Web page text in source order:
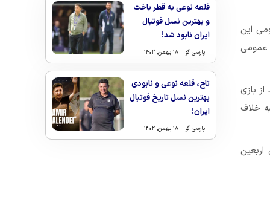
این
عمومی
بازی
خلاف
قلعه نوعی به قطر باخت
و بهترین نسل فوتبال
ایران نابود شد!
پارسی گو ۱۸ بهمن, ۱۴۰۲
تاج، قلعه نوعی و نابودی
بهترین نسل تاریخ فوتبال
ایران!
پارسی گو ۱۸ بهمن, ۱۴۰۲